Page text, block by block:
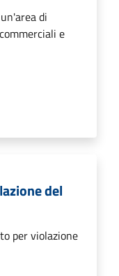
di
e
del
per violazione